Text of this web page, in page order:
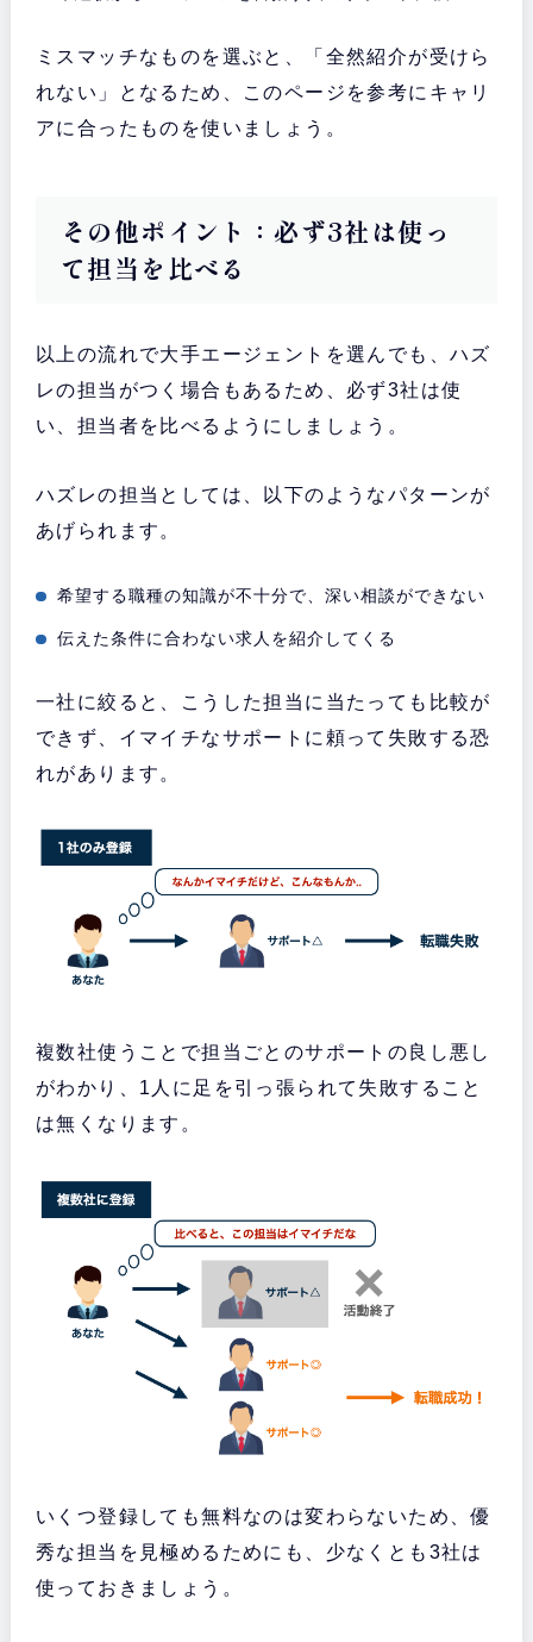
ミスマッチなものを選ぶと、「全然紹介が受けら
れない」となるため、このページを参考にキャリ
アに合ったものを使いましょう。
その他ポイント：必ず3社は使っ
て担当を比べる
以上の流れで大手エージェントを選んでも、ハズ
レの担当がつく場合もあるため、必ず3社は使
い、担当者を比べるようにしましょう。
ハズレの担当としては、以下のようなパターンが
あげられます。
希望する職種の知識が不十分で、深い相談ができない
伝えた条件に合わない求人を紹介してくる
一社に絞ると、こうした担当に当たっても比較が
できず、イマイチなサポートに頼って失敗する恐
れがあります。
複数社使うことで担当ごとのサポートの良し悪し
がわかり、1人に足を引っ張られて失敗すること
は無くなります。
いくつ登録しても無料なのは変わらないため、優
秀な担当を見極めるためにも、少なくとも3社は
使っておきましょう。